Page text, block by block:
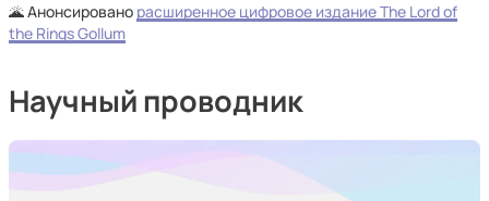
🌋 Анонсировано расширенное цифровое издание The Lord of
the Rings Gollum
Научный проводник